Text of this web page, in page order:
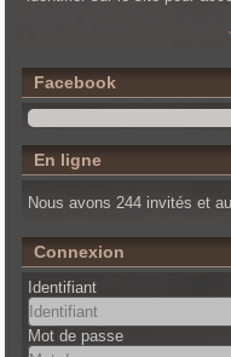
Facebook
En ligne
Nous avons 244 invités et
Connexion
Identifiant
Mot de passe